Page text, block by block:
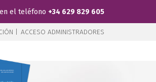
el teléfono +34 629 829 605
| ACCESO ADMINISTRADORES